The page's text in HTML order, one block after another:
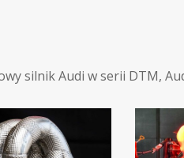
silnik Audi w serii DTM,